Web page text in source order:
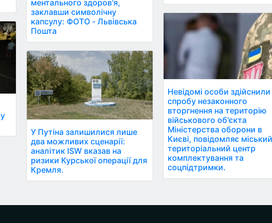
ментального здоров'я,
заклавши символічну
капсулу: ФОТО - Львівська
Пошта
У Путіна залишилися лише
два можливих сценарії:
аналітик ISW вказав на
ризики Курської операції для
Кремля.
Невідомі особи здійснили
спробу незаконного
вторгнення на територію
військового об'єкта
Міністерства оборони в
Києві, повідомляє
територіальний центр
комплектування та
соцпідтримки.